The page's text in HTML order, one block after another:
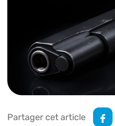
Partager cet article